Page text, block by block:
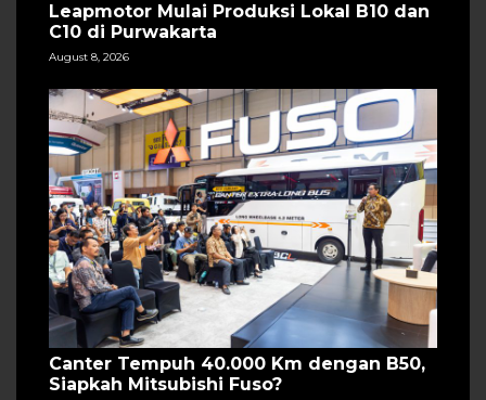
Leapmotor Mulai Produksi Lokal B10 dan
C10 di Purwakarta
August 8, 2026
Canter Tempuh 40.000 Km dengan B50,
Siapkah Mitsubishi Fuso?